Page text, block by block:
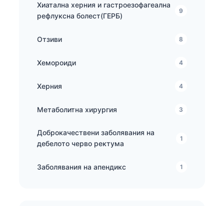
Хиатална херния и гастроезофагеална
рефлуксна болест(ГЕРБ)
9
Отзиви 8
Хемороиди 4
Херния 4
Метаболитна хирургия 3
Доброкачествени заболявания на
дебелото черво ректума
1
Заболявания на апендикс 1